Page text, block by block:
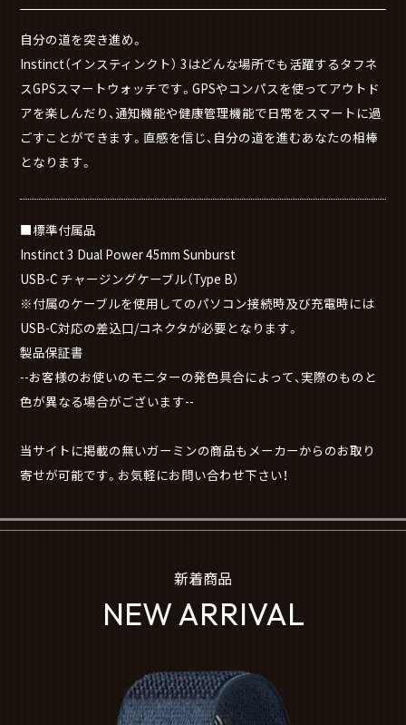
自分の道を突き進め。
Instinct（インスティンクト） 3はどんな場所でも活躍するタフネ
スGPSスマートウォッチです。GPSやコンパスを使ってアウトド
アを楽しんだり、通知機能や健康管理機能で日常をスマートに過
ごすことができます。直感を信じ、自分の道を進むあなたの相棒
となります。
■標準付属品
Instinct 3 Dual Power 45mm Sunburst
USB-C チャージングケーブル（Type B）
※付属のケーブルを使用してのパソコン接続時及び充電時には
USB-C対応の差込口/コネクタが必要となります。
製品保証書
--お客様のお使いのモニターの発色具合によって、実際のものと
色が異なる場合がございます--
当サイトに掲載の無いガーミンの商品もメーカーからのお取り
寄せが可能です。お気軽にお問い合わせ下さい！
新着商品
NEW ARRIVAL